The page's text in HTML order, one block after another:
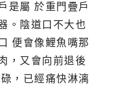
是屬 於重門疊戶
。陰道口不大也
便會像鯉魚嘴那
，又會向前退後
，已經痛快淋漓